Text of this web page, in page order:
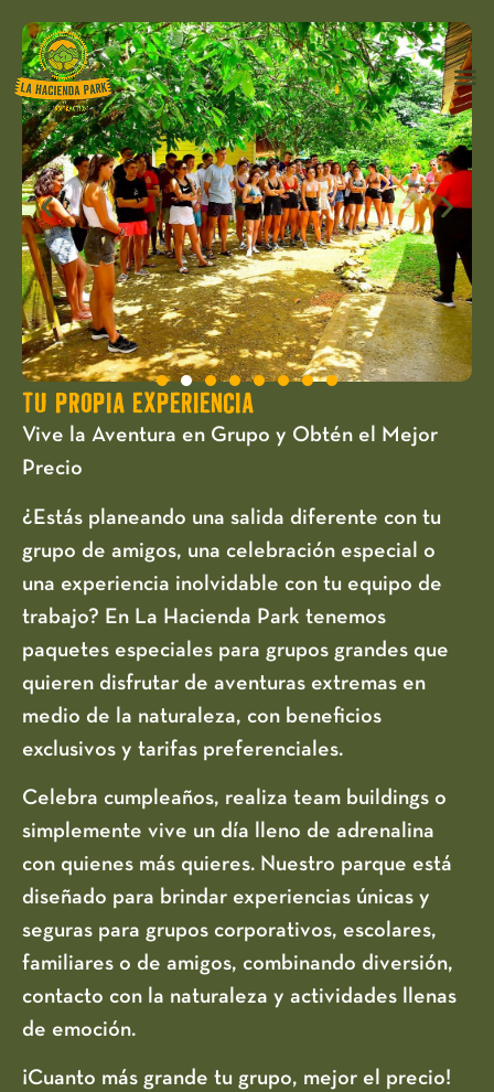
TU PROPIA EXPERIENCIA
Vive la Aventura en Grupo y Obtén el Mejor
Precio
¿Estás planeando una salida diferente con tu
grupo de amigos, una celebración especial o
una experiencia inolvidable con tu equipo de
trabajo? En La Hacienda Park tenemos
paquetes especiales para grupos grandes que
quieren disfrutar de aventuras extremas en
medio de la naturaleza, con beneficios
exclusivos y tarifas preferenciales.
Celebra cumpleaños, realiza team buildings o
simplemente vive un día lleno de adrenalina
con quienes más quieres. Nuestro parque está
diseñado para brindar experiencias únicas y
seguras para grupos corporativos, escolares,
familiares o de amigos, combinando diversión,
contacto con la naturaleza y actividades llenas
de emoción.
¡Cuanto más grande tu grupo, mejor el precio!